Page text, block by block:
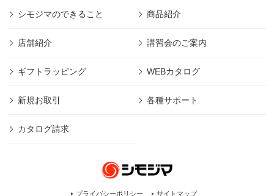
シモジマのできること 商品紹介
店舗紹介 講習会のご案内
ギフトラッピング WEBカタログ
新規お取引 各種サポート
カタログ請求
プライバシーポリシー サイトマップ